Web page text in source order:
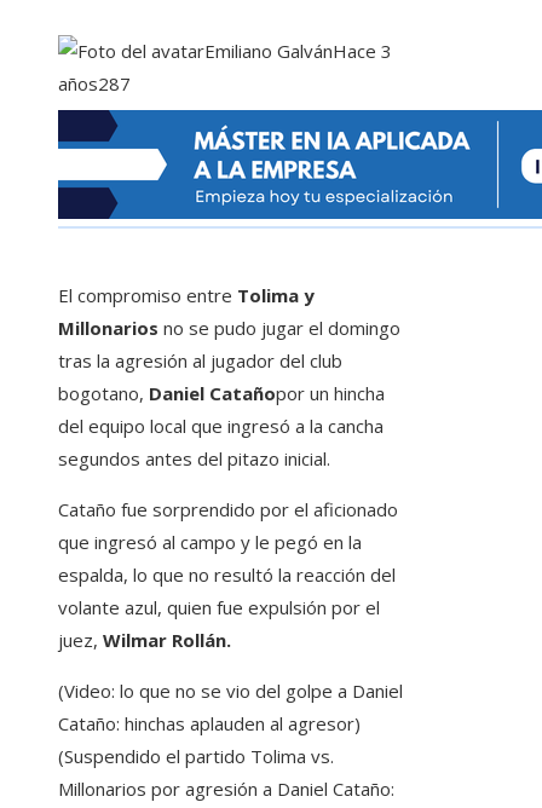
Emiliano GalvánHace 3
años287
El compromiso entre Tolima y
Millonarios no se pudo jugar el domingo
tras la agresión al jugador del club
bogotano, Daniel Catañopor un hincha
del equipo local que ingresó a la cancha
segundos antes del pitazo inicial.
Cataño fue sorprendido por el aficionado
que ingresó al campo y le pegó en la
espalda, lo que no resultó la reacción del
volante azul, quien fue expulsión por el
juez, Wilmar Rollán.
(Video: lo que no se vio del golpe a Daniel
Cataño: hinchas aplauden al agresor)
(Suspendido el partido Tolima vs.
Millonarios por agresión a Daniel Cataño: